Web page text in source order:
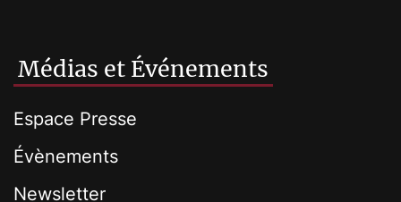
Médias et Événements
Espace Presse
Évènements
Newsletter